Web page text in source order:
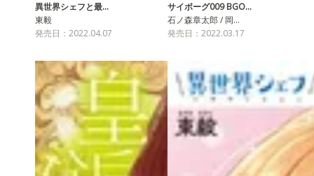
異世界シェフと最…
東毅
発売日：2022.04.07
サイボーグ009 BGO…
石ノ森章太郎 / 岡…
発売日：2022.03.17